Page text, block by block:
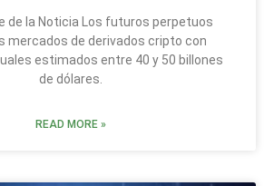
de la Noticia Los futuros perpetuos
mercados de derivados cripto con
estimados entre 40 y 50 billones
de dólares.
READ MORE »